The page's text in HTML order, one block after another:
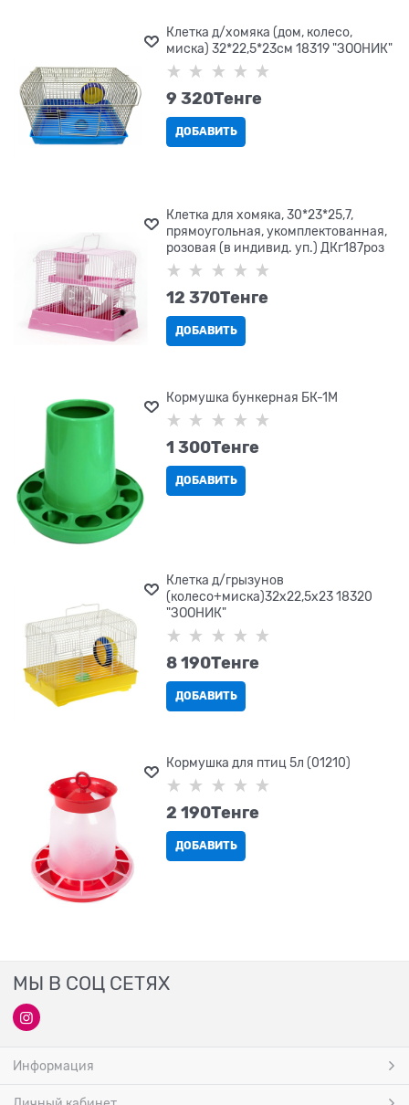
Клетка д/хомяка (дом, колесо,
миска) 32*22,5*23см 18319 "ЗООНИК"
9 320Tенге
ДОБАВИТЬ
Клетка для хомяка, 30*23*25,7,
прямоугольная, укомплектованная,
розовая (в индивид. уп.) ДКг187роз
12 370Tенге
ДОБАВИТЬ
Кормушка бункерная БК-1М
1 300Tенге
ДОБАВИТЬ
Клетка д/грызунов
(колесо+миска)32х22,5х23 18320
"ЗООНИК"
8 190Tенге
ДОБАВИТЬ
Кормушка для птиц 5л (01210)
2 190Tенге
ДОБАВИТЬ
МЫ В СОЦ СЕТЯХ
Информация